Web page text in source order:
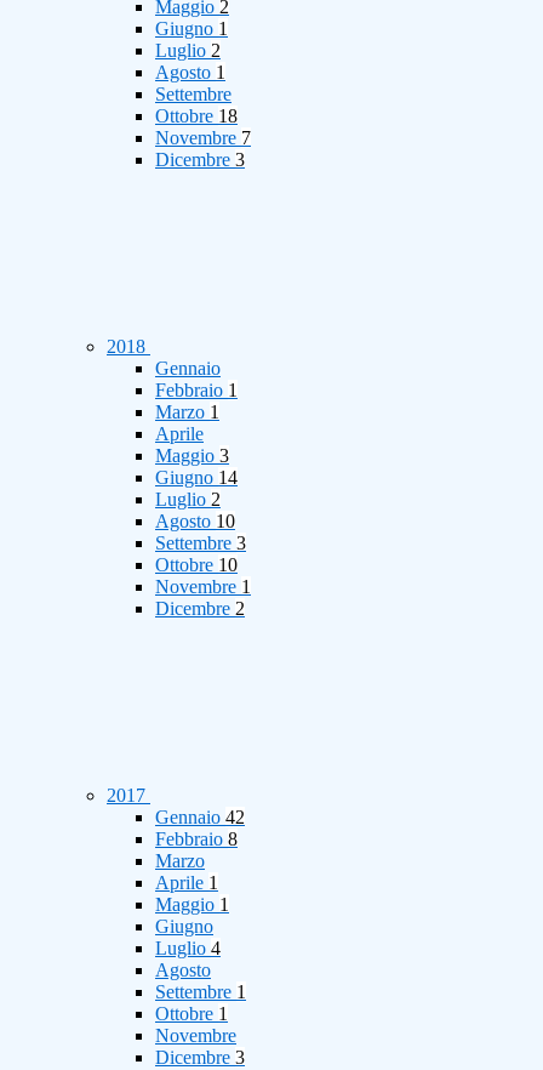
Maggio 2
Giugno 1
Luglio 2
Agosto 1
Settembre
Ottobre 18
Novembre 7
Dicembre 3
2018
Gennaio
Febbraio 1
Marzo 1
Aprile
Maggio 3
Giugno 14
Luglio 2
Agosto 10
Settembre 3
Ottobre 10
Novembre 1
Dicembre 2
2017
Gennaio 42
Febbraio 8
Marzo
Aprile 1
Maggio 1
Giugno
Luglio 4
Agosto
Settembre 1
Ottobre 1
Novembre
Dicembre 3